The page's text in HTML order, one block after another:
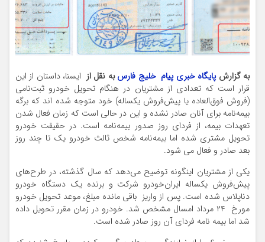
به گزارشپایگاه خبری پیام خلیج فارسبه نقل از ایسنا، داستان از این
قرار است که تعدادی از مشتریان در هنگام تحویل خودرو ثبت‌نامی
(فروش فوق‌العاده یا پیش‌فروش یکساله) خود متوجه شده اند که برگه
بیمه‌نامه برای آنان صادر نشده و این در حالی است که زمان فعال شدن
تعهدات بیمه، از فردای روز صدور بیمه‌نامه است. در حقیقت خودرو
تحویل مشتری شده اما بیمه‌نامه شخص ثالث خودرو یک تا چند روز
بعد صادر و فعال می شود.
یکی از مشتریان اینگونه توضیح می‌دهد که سال گذشته، در طرح‌های
پیش‌فروش یکساله ایران‌خودرو شرکت و برنده یک دستگاه خودرو
دناپلاس شده است. پس از واریز باقی مانده مبلغ، موعد تحویل خودرو
مورخ ۲۴ مرداد امسال مشخص شد. خودرو در زمان مقرر تحویل داده
شد اما بیمه نامه فردای آن روز صادر شده است.